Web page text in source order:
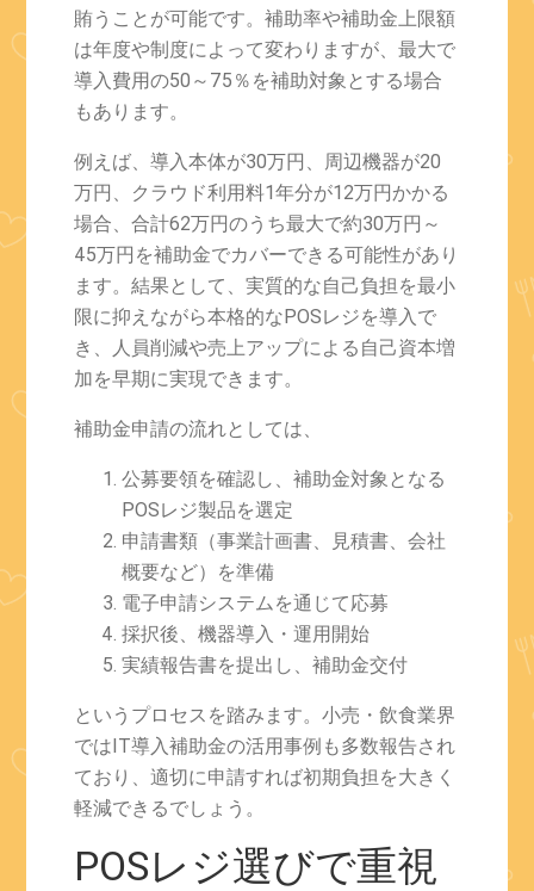
賄うことが可能です。補助率や補助金上限額
は年度や制度によって変わりますが、最大で
導入費用の50～75％を補助対象とする場合
もあります。
例えば、導入本体が30万円、周辺機器が20
万円、クラウド利用料1年分が12万円かかる
場合、合計62万円のうち最大で約30万円～
45万円を補助金でカバーできる可能性があり
ます。結果として、実質的な自己負担を最小
限に抑えながら本格的なPOSレジを導入で
き、人員削減や売上アップによる自己資本増
加を早期に実現できます。
補助金申請の流れとしては、
公募要領を確認し、補助金対象となる
POSレジ製品を選定
申請書類（事業計画書、見積書、会社
概要など）を準備
電子申請システムを通じて応募
採択後、機器導入・運用開始
実績報告書を提出し、補助金交付
というプロセスを踏みます。小売・飲食業界
ではIT導入補助金の活用事例も多数報告され
ており、適切に申請すれば初期負担を大きく
軽減できるでしょう。
POSレジ選びで重視